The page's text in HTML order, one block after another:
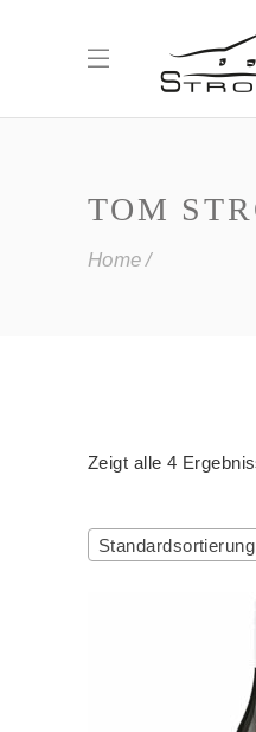
TOM
Home
Zeigt alle 4
Standardsortierung